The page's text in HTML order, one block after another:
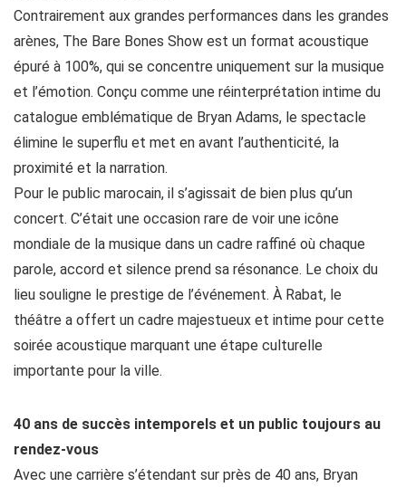
Contrairement aux grandes performances dans les grandes
arènes, The Bare Bones Show est un format acoustique
épuré à 100%, qui se concentre uniquement sur la musique
et l’émotion. Conçu comme une réinterprétation intime du
catalogue emblématique de Bryan Adams, le spectacle
élimine le superflu et met en avant l’authenticité, la
proximité et la narration.
Pour le public marocain, il s’agissait de bien plus qu’un
concert. C’était une occasion rare de voir une icône
mondiale de la musique dans un cadre raffiné où chaque
parole, accord et silence prend sa résonance. Le choix du
lieu souligne le prestige de l’événement. À Rabat, le
théâtre a offert un cadre majestueux et intime pour cette
soirée acoustique marquant une étape culturelle
importante pour la ville.
40 ans de succès intemporels et un public toujours au
rendez-vous
Avec une carrière s’étendant sur près de 40 ans, Bryan